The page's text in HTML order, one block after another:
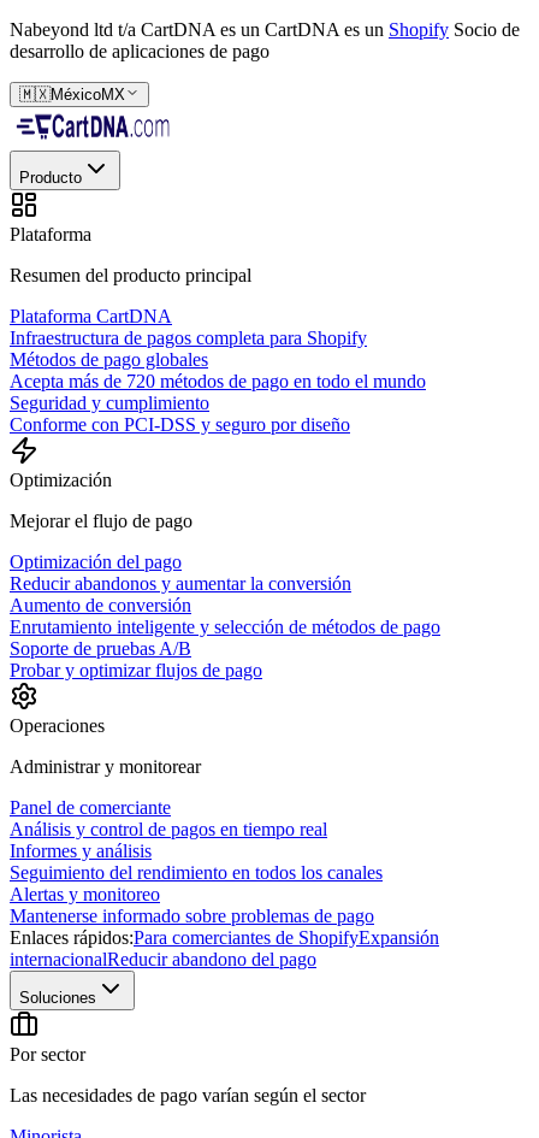
Nabeyond ltd t/a CartDNA es un CartDNA es un Shopify Socio de
desarrollo de aplicaciones de pago
🇲🇽MéxicoMX
Producto
Plataforma
Resumen del producto principal
Plataforma CartDNA
Infraestructura de pagos completa para Shopify
Métodos de pago globales
Acepta más de 720 métodos de pago en todo el mundo
Seguridad y cumplimiento
Conforme con PCI-DSS y seguro por diseño
Optimización
Mejorar el flujo de pago
Optimización del pago
Reducir abandonos y aumentar la conversión
Aumento de conversión
Enrutamiento inteligente y selección de métodos de pago
Soporte de pruebas A/B
Probar y optimizar flujos de pago
Operaciones
Administrar y monitorear
Panel de comerciante
Análisis y control de pagos en tiempo real
Informes y análisis
Seguimiento del rendimiento en todos los canales
Alertas y monitoreo
Mantenerse informado sobre problemas de pago
Enlaces rápidos:Para comerciantes de ShopifyExpansión
internacionalReducir abandono del pago
Soluciones
Por sector
Las necesidades de pago varían según el sector